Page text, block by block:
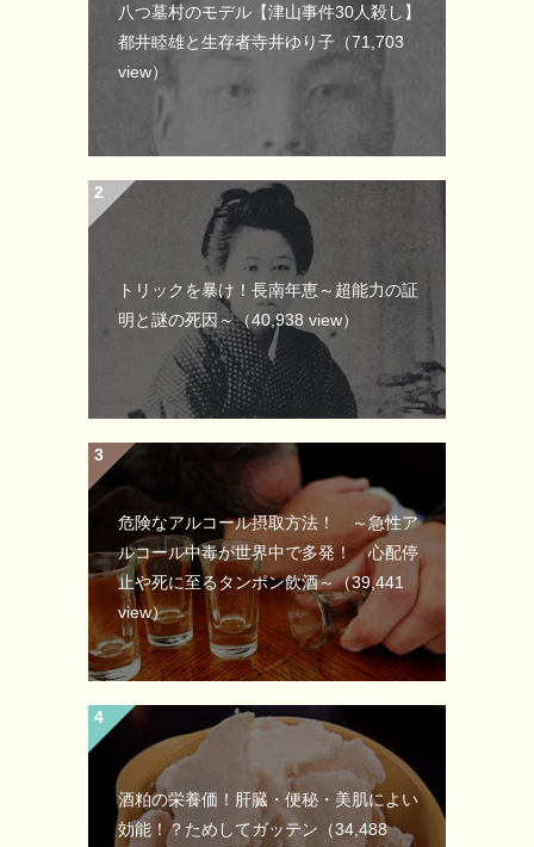
八つ墓村のモデル【津山事件30人殺し】
都井睦雄と生存者寺井ゆり子 （71,703
view）
トリックを暴け！長南年恵～超能力の証
明と謎の死因～（40,938 view）
危険なアルコール摂取方法！ ～急性ア
ルコール中毒が世界中で多発！ 心配停
止や死に至るタンポン飲酒～（39,441
view）
酒粕の栄養価！肝臓・便秘・美肌によい
効能！？ためしてガッテン （34,488